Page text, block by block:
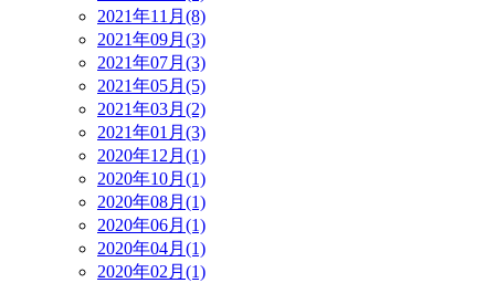
2021年11月(8)
2021年09月(3)
2021年07月(3)
2021年05月(5)
2021年03月(2)
2021年01月(3)
2020年12月(1)
2020年10月(1)
2020年08月(1)
2020年06月(1)
2020年04月(1)
2020年02月(1)